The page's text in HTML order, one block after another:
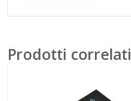
Prodotti correlati